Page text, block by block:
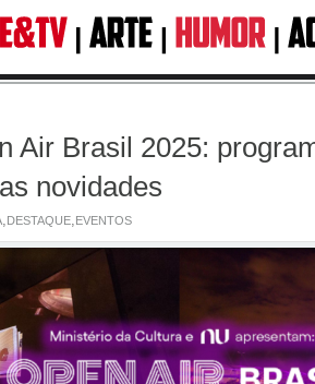
Air Brasil 2025:
novidades
,DESTAQUE,EVENTOS